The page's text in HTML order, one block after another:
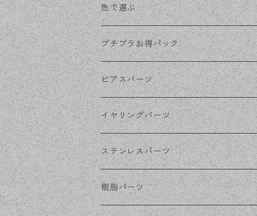
色で選ぶ
KCゴールド
ゴールド
シルバー
ホワイトシルバー
ステンレス・シルバー
プチプラお得パック
ピアスパーツ
ポストピアス
フックピアス
その他ピアス
イヤリングパーツ
ネジばねイヤリング
クリップイヤリング
ステンレスパーツ
ステンレスピアス
樹脂パーツ